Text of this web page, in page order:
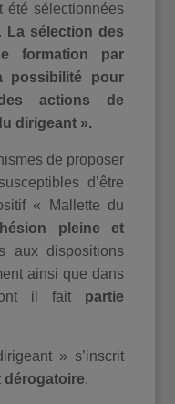
été sélectionnées
La sélection des
formation par
possibilité pour
actions de
dirigeant ».
de proposer
d’être
« Mallette du
pleine et
aux dispositions
ainsi que dans
il fait partie
» s’inscrit
dérogatoire.